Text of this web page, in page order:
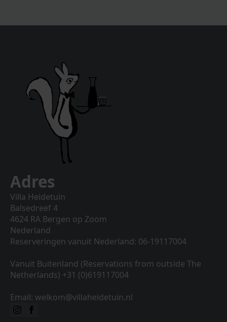
Adres
Villa Heidetuin
Balsedreef 4
4624 RA Bergen op Zoom
Nederland
Reserveringen vanuit Nederland: 06-19117004
Vanuit Buitenland (Reservations from outside The
Netherlands) +31 (0)619117004
Email: welkom@villaheidetuin.nl